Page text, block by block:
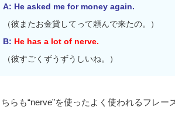
A: He asked me for money again.
（彼またお金貸してって頼んで来たの。）
B: He has a lot of nerve.
（彼すごくずうずうしいね。）
ちらも“nerve”を使ったよく使われるフレー